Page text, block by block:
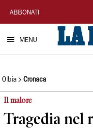
La
Nuova
Sardegna
ABBONATI
MENU
Olbia Cronaca
Il malore
Tragedia nel